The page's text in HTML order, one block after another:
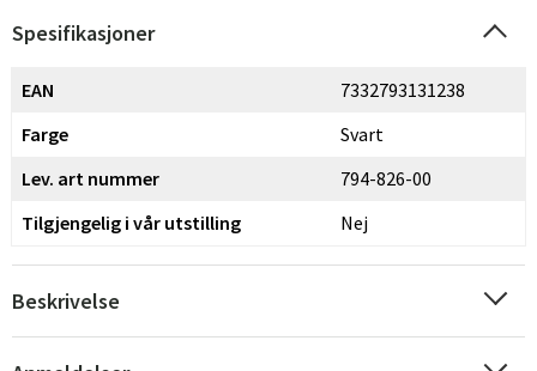
Spesifikasjoner
EAN
7332793131238
Farge
Svart
Lev. art nummer
794-826-00
Tilgjengelig i vår utstilling
Nej
Beskrivelse